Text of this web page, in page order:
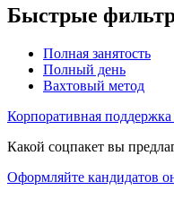
Быстрые
Полная занятость
Полный день
Вахтовый метод
Корпоративная поддержка
Какой соцпакет вы
Оформляйте кандидатов